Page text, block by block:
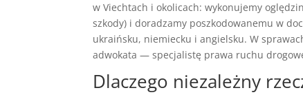
w Viechtach i okolicach: wykonujemy
szkody) i doradzamy poszkodowanemu w
ukraińsku, niemiecku i angielsku. W
adwokata — specjalistę prawa ruchu
Dlaczego niezależny